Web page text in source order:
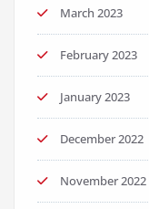
March 2023
February 2023
January 2023
December 2022
November 2022